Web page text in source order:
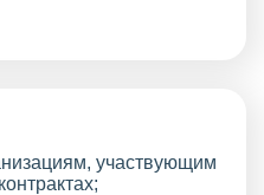
участвующим